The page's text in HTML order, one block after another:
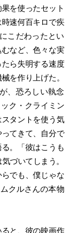
を使ったセット
速何百キロで疾
こだわったとい
など、色々な実
ら失明する速度
を作り上げた。
、恐ろしい執念
ク・クライミン
タントを使う気
てきて、自分で
。「彼はこうも
づいてしまう。
でも、僕じゃな
クルさんの本物
と、彼の映画作